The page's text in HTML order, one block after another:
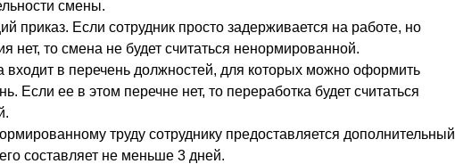
смены.
приказ. Если сотрудник просто задерживается на работе, но
нет, то смена не будет считаться ненормированной.
входит в перечень должностей, для которых можно оформить
Если ее в этом перечне нет, то переработка будет считаться
труду сотруднику предоставляется дополнительный
составляет не меньше 3 дней.